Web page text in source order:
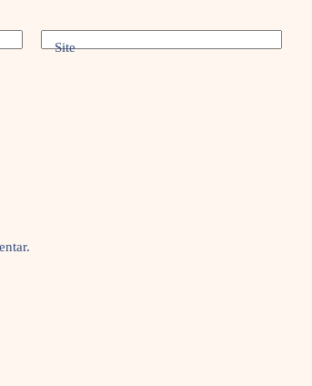
Site